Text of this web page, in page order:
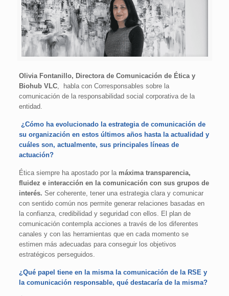
Olivia Fontanillo, Directora de Comunicación de Ética y
Biohub VLC, habla con Corresponsables sobre la
comunicación de la responsabilidad social corporativa de la
entidad.
¿Cómo ha evolucionado la estrategia de comunicación de
su organización en estos últimos años hasta la actualidad y
cuáles son, actualmente, sus principales líneas de
actuación?
Ética siempre ha apostado por lamáxima transparencia,
fluidez e interacción en la comunicación con sus grupos de
interés. Ser coherente, tener una estrategia clara y comunicar
con sentido común nos permite generar relaciones basadas en
la confianza, credibilidad y seguridad con ellos. El plan de
comunicación contempla acciones a través de los diferentes
canales y con las herramientas que en cada momento se
estimen más adecuadas para conseguir los objetivos
estratégicos perseguidos.
¿Qué papel tiene en la misma la comunicación de la RSE y
la comunicación responsable, qué destacaría de la misma?